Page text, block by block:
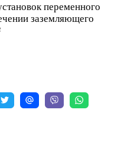
переменного
заземляющего